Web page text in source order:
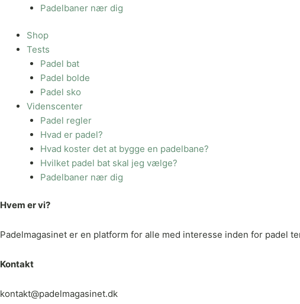
Padelbaner nær dig
Shop
Tests
Padel bat
Padel bolde
Padel sko
Videnscenter
Padel regler
Hvad er padel?
Hvad koster det at bygge en padelbane?
Hvilket padel bat skal jeg vælge?
Padelbaner nær dig
Hvem er vi?
Padelmagasinet er en platform for alle med interesse inden for padel
Kontakt
kontakt@padelmagasinet.dk